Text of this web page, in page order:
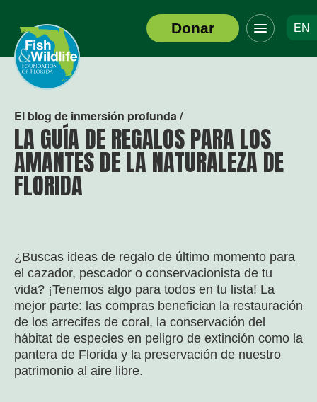
Logotipo
del
encabezado
Donar
Haga
clic
para
alternar
EN
El blog de inmersión profunda /
LA GUÍA DE REGALOS PARA LOS
AMANTES DE LA NATURALEZA DE
FLORIDA
¿Buscas ideas de regalo de último momento para
el cazador, pescador o conservacionista de tu
vida? ¡Tenemos algo para todos en tu lista! La
mejor parte: las compras benefician la restauración
de los arrecifes de coral, la conservación del
hábitat de especies en peligro de extinción como la
pantera de Florida y la preservación de nuestro
patrimonio al aire libre.